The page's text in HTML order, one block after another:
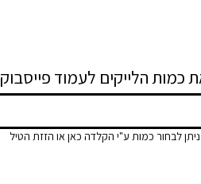
כמות הלייקים לעמוד פייסבוק
ניתן לבחור כמות ע"י הקלדה כאן או הזזת הטיל